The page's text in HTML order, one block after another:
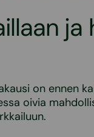
on ennen
oivia